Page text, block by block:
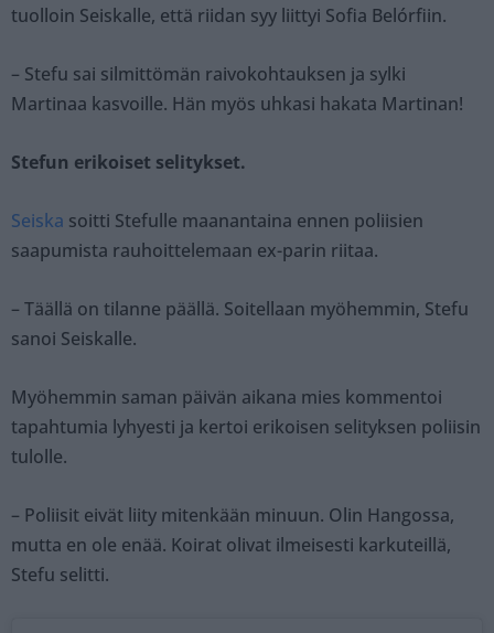
tuolloin Seiskalle, että riidan syy liittyi Sofia Belórfiin.
– Stefu sai silmittömän raivokohtauksen ja sylki
Martinaa kasvoille. Hän myös uhkasi hakata Martinan!
Stefun erikoiset selitykset.
Seiska soitti Stefulle maanantaina ennen poliisien
saapumista rauhoittelemaan ex-parin riitaa.
– Täällä on tilanne päällä. Soitellaan myöhemmin, Stefu
sanoi Seiskalle.
Myöhemmin saman päivän aikana mies kommentoi
tapahtumia lyhyesti ja kertoi erikoisen selityksen poliisin
tulolle.
– Poliisit eivät liity mitenkään minuun. Olin Hangossa,
mutta en ole enää. Koirat olivat ilmeisesti karkuteillä,
Stefu selitti.